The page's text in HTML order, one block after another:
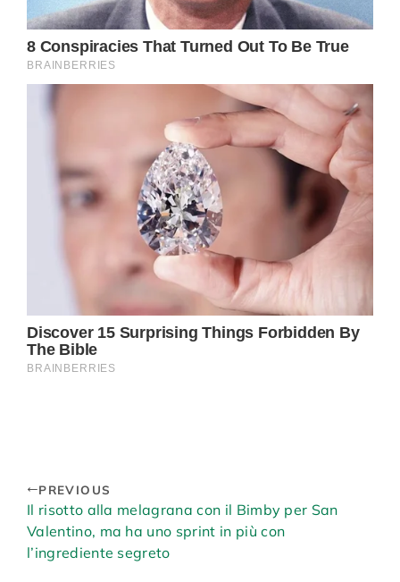
PREVIOUS
Il risotto alla melagrana con il Bimby per San
Valentino, ma ha uno sprint in più con
l’ingrediente segreto